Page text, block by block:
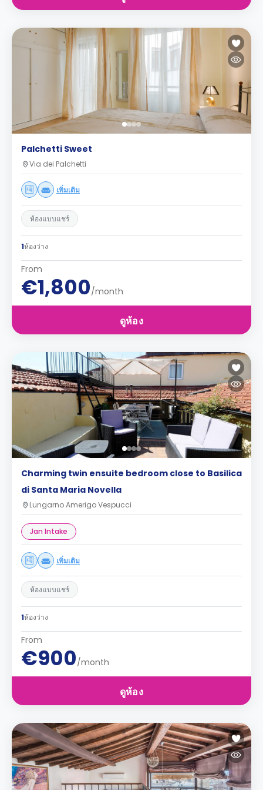
Palchetti Sweet
Via dei Palchetti
เพิ่มเติม
ห้องแบบแชร์
1ห้องว่าง
From
€1,800/month
ดูห้อง
Charming twin ensuite bedroom close to Basilica
di Santa Maria Novella
Lungarno Amerigo Vespucci
Jan Intake
เพิ่มเติม
ห้องแบบแชร์
1ห้องว่าง
From
€900/month
ดูห้อง